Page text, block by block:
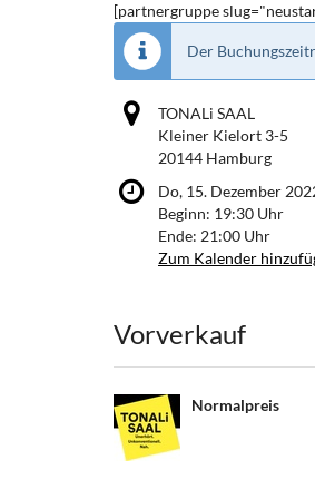
[partnergruppe
Der
TONALi SAAL
Kleiner Kielort 3-5
20144 Hamburg
Do, 15. Dezember
Beginn: 19:30 Uhr
Ende: 21:00 Uhr
Zum Kalender
Produkte
Vorverkauf
Normalpreis